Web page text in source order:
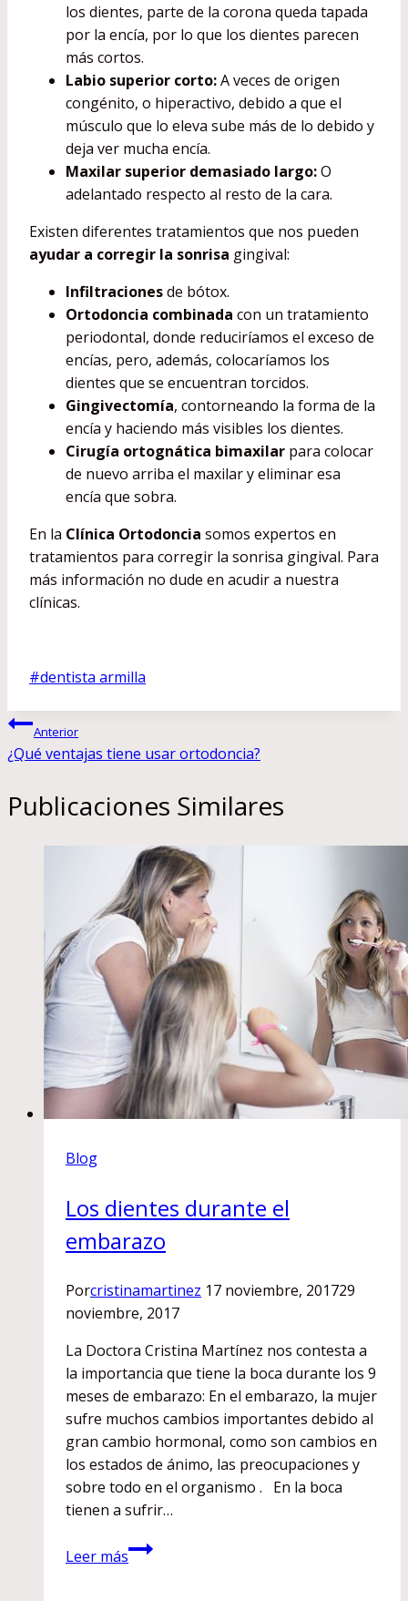
los dientes, parte de la corona queda tapada
por la encía, por lo que los dientes parecen
más cortos.
Labio superior corto:A veces de origen
congénito, o hiperactivo, debido a que el
músculo que lo eleva sube más de lo debido y
deja ver mucha encía.
Maxilar superior demasiado largo:O
adelantado respecto al resto de la cara.
Existen diferentes tratamientos que nos pueden
ayudar a corregir la sonrisa gingival:
Infiltracionesde bótox.
Ortodoncia combinada con un tratamiento
periodontal, donde reduciríamos el exceso de
encías, pero, además, colocaríamos los
dientes que se encuentran torcidos.
Gingivectomía, contorneando la forma de la
encía y haciendo más visibles los dientes.
Cirugía ortognática bimaxilar para colocar
de nuevo arriba el maxilar y eliminar esa
encía que sobra.
En la Clínica Ortodoncia somos expertos en
tratamientos para corregir la sonrisa gingival. Para
más información no dude en acudir a nuestra
clínicas.
Etiquetas
la
entrada:
#dentista armilla
Navegación
de
entradas
Anterior
¿Qué ventajas tiene usar ortodoncia?
Publicaciones Similares
Blog
Los dientes durante el
embarazo
Porcristinamartinez 17 noviembre, 201729
noviembre, 2017
La Doctora Cristina Martínez nos contesta a
la importancia que tiene la boca durante los 9
meses de embarazo: En el embarazo, la mujer
sufre muchos cambios importantes debido al
gran cambio hormonal, como son cambios en
los estados de ánimo, las preocupaciones y
sobre todo en el organismo . En la boca
tienen a sufrir…
Leer másLos
dientes